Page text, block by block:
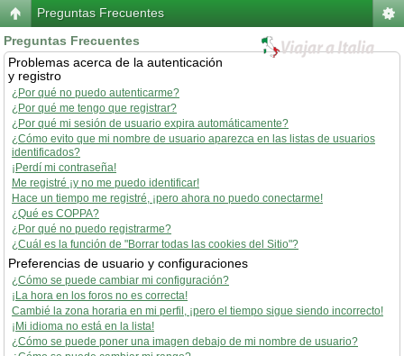
Preguntas Frecuentes
Preguntas Frecuentes
Problemas acerca de la autenticación
y registro
¿Por qué no puedo autenticarme?
¿Por qué me tengo que registrar?
¿Por qué mi sesión de usuario expira automáticamente?
¿Cómo evito que mi nombre de usuario aparezca en las listas de usuarios
identificados?
¡Perdí mi contraseña!
Me registré ¡y no me puedo identificar!
Hace un tiempo me registré, ¡pero ahora no puedo conectarme!
¿Qué es COPPA?
¿Por qué no puedo registrarme?
¿Cuál es la función de "Borrar todas las cookies del Sitio"?
Preferencias de usuario y configuraciones
¿Cómo se puede cambiar mi configuración?
¡La hora en los foros no es correcta!
Cambié la zona horaria en mi perfil, ¡pero el tiempo sigue siendo incorrecto!
¡Mi idioma no está en la lista!
¿Cómo se puede poner una imagen debajo de mi nombre de usuario?